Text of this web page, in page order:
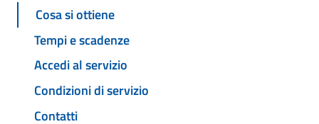
Cosa si ottiene
Tempi e scadenze
Accedi al servizio
Condizioni di servizio
Contatti